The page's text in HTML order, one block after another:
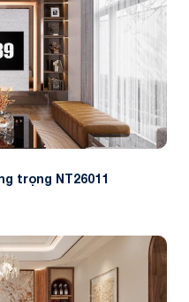
trọng NT26011